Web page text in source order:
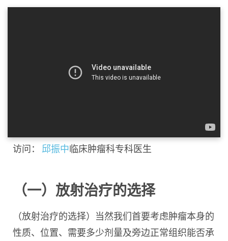
访问： 邱振中临床肿瘤科专科医生
（一）放射治疗的选择
（放射治疗的选择）当然我们首要考虑肿瘤本身的
性质、位置、需要多少剂量及旁边正常组织能否承